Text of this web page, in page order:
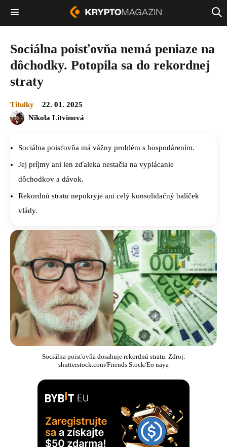
Sociálna poisťovňa nemá peniaze na
dôchodky. Potopila sa do rekordnej
straty
Titulky
22. 01. 2025
Nikola Litvinová
Sociálna poisťovňa má vážny problém s hospodárením.
Jej príjmy ani len zďaleka nestačia na vyplácanie
dôchodkov a dávok.
Rekordnú stratu nepokryje ani celý konsolidačný balíček
vlády.
Sociálna poisťovňa dosahuje rekordnú stratu. Zdroj:
shutterstock.com/Friends Stock/Eo naya